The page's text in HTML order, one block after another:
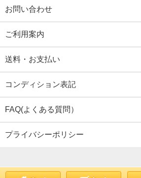
お問い合わせ
ご利用案内
送料・お支払い
コンディション表記
FAQ(よくある質問）
プライバシーポリシー